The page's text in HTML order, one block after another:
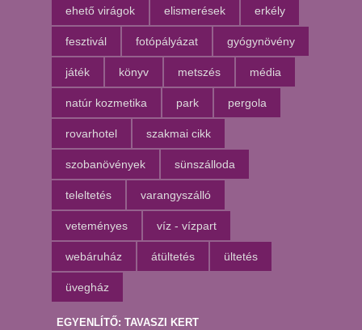
ehető virágok elismerések erkély
fesztivál fotópályázat gyógynövény
játék könyv metszés média
natúr kozmetika park pergola
rovarhotel szakmai cikk
szobanövények sünszálloda
teleltetés varangyszálló
veteményes víz - vízpart
webáruház átültetés ültetés
üvegház
EGYENLÍTŐ: TAVASZI KERT